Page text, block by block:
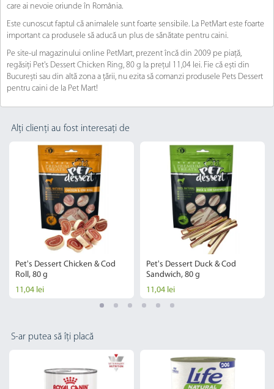
care ai nevoie oriunde în România.
Este cunoscut faptul că animalele sunt foarte sensibile. La PetMart este foarte
important ca produsele să aducă un plus de sănătate pentru caini.
Pe site-ul magazinului online PetMart, prezent încă din 2009 pe piață,
regăsiți Pet's Dessert Chicken Ring, 80 g la prețul 11,04 lei. Fie că ești din
București sau din altă zona a țării, nu ezita să comanzi produsele Pets Dessert
pentru caini de la Pet Mart!
Alți clienți au fost interesați de
Pet's Dessert Chicken & Cod
Roll, 80 g
11,04 lei
Pet's Dessert Duck & Cod
Sandwich, 80 g
11,04 lei
S-ar putea să îți placă